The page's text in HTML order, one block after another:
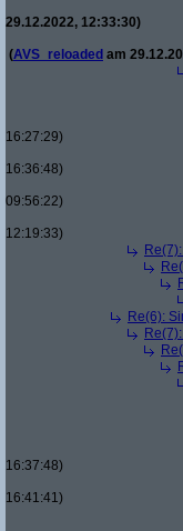
29.12.2022, 12:33:30)
(AVS_reloaded am
16:27:29)
16:36:48)
09:56:22)
12:19:33)
Re(6):
16:37:48)
16:41:41)